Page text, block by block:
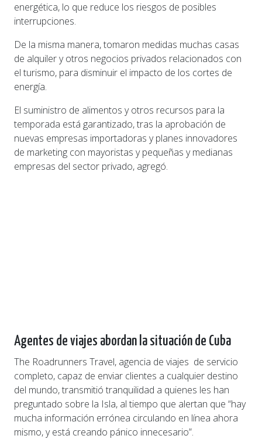
energética, lo que reduce los riesgos de posibles
interrupciones.
De la misma manera, tomaron medidas muchas casas
de alquiler y otros negocios privados relacionados con
el turismo, para disminuir el impacto de los cortes de
energía.
El suministro de alimentos y otros recursos para la
temporada está garantizado, tras la aprobación de
nuevas empresas importadoras y planes innovadores
de marketing con mayoristas y pequeñas y medianas
empresas del sector privado, agregó.
Agentes de viajes abordan la situación de Cuba
The Roadrunners Travel, agencia de viajes de servicio
completo, capaz de enviar clientes a cualquier destino
del mundo, transmitió tranquilidad a quienes les han
preguntado sobre la Isla, al tiempo que alertan que “hay
mucha información errónea circulando en línea ahora
mismo, y está creando pánico innecesario”.